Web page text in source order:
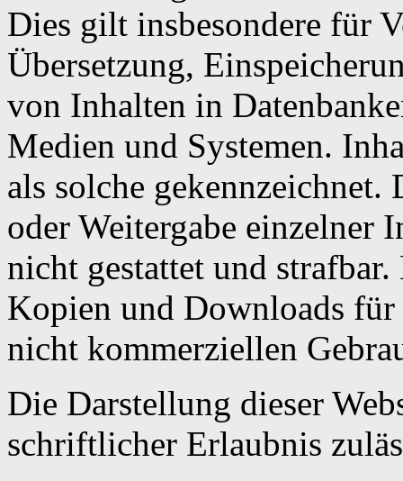
Dies gilt insbesondere für
Übersetzung,
von Inhalten in
Medien und Systemen.
als solche
oder Weitergabe einzelner
nicht gestattet und
Kopien und Downloads
nicht kommerziellen
Die Darstellung dieser
schriftlicher Erlaubnis